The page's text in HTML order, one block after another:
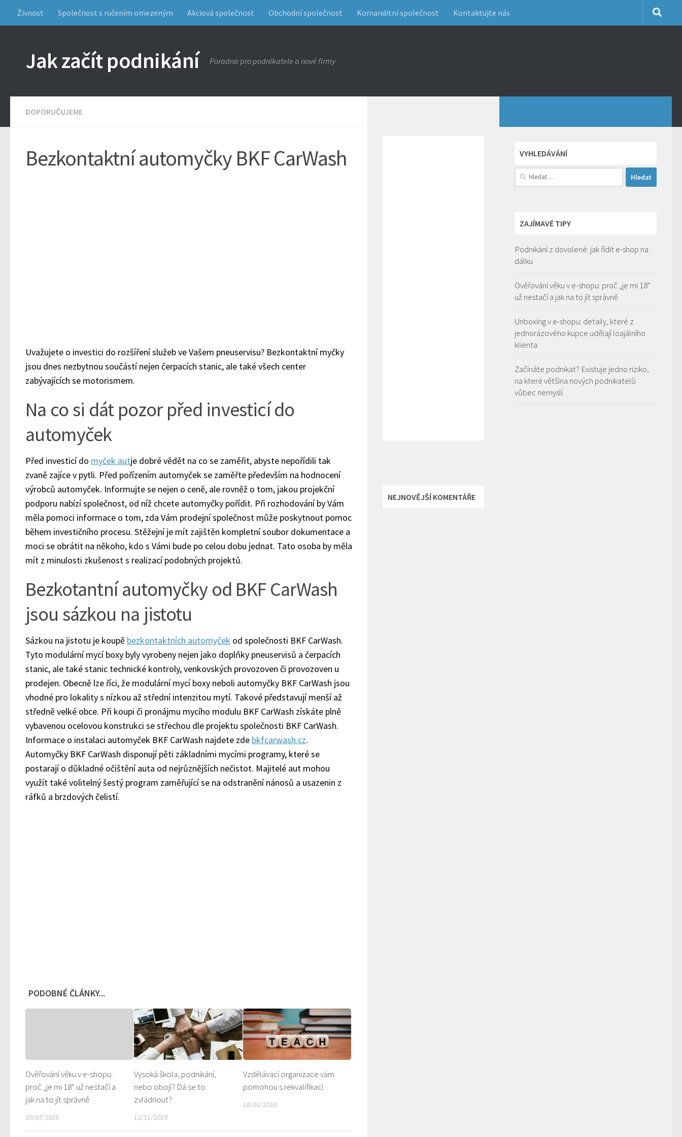
Živnost Společnost s ručením omezeným Akciová společnost Obchodní společnost Komanditní společnost Kontaktujte nás
Jak začít podnikání Poradna pro podnikatele a nové firmy
DOPORUČUJEME
Bezkontaktní automyčky BKF CarWash
Uvažujete o investici do rozšíření služeb ve Vašem pneuservisu? Bezkontaktní myčky
jsou dnes nezbytnou součástí nejen čerpacích stanic, ale také všech center
zabývajících se motorismem.
Na co si dát pozor před investicí do
automyček
Před investicí do myček autje dobré vědět na co se zaměřit, abyste nepořídili tak
zvaně zajíce v pytli. Před pořízením automyček se zaměřte především na hodnocení
výrobců automyček. Informujte se nejen o ceně, ale rovněž o tom, jakou projekční
podporu nabízí společnost, od níž chcete automyčky pořídit. Při rozhodování by Vám
měla pomoci informace o tom, zda Vám prodejní společnost může poskytnout pomoc
během investičního procesu. Stěžejní je mít zajištěn kompletní soubor dokumentace a
moci se obrátit na někoho, kdo s Vámi bude po celou dobu jednat. Tato osoba by měla
mít z minulosti zkušenost s realizací podobných projektů.
Bezkotantní automyčky od BKF CarWash
jsou sázkou na jistotu
Sázkou na jistotu je koupě bezkontaktních automyček od společnosti BKF CarWash.
Tyto modulární mycí boxy byly vyrobeny nejen jako doplňky pneuservisů a čerpacích
stanic, ale také stanic technické kontroly, venkovských provozoven či provozoven u
prodejen. Obecně lze říci, že modulární mycí boxy neboli automyčky BKF CarWash jsou
vhodné pro lokality s nízkou až střední intenzitou mytí. Takové představují menší až
středně velké obce. Při koupi či pronájmu mycího modulu BKF CarWash získáte plně
vybavenou ocelovou konstrukci se střechou dle projektu společnosti BKF CarWash.
Informace o instalaci automyček BKF CarWash najdete zde bkfcarwash.cz.
Automyčky BKF CarWash disponují pěti základními mycími programy, které se
postarají o důkladné očištění auta od nejrůznějších nečistot. Majitelé aut mohou
využít také volitelný šestý program zaměřující se na odstranění nánosů a usazenin z
ráfků a brzdových čelistí.
PODOBNÉ ČLÁNKY...
Ověřování věku v e-shopu:
proč „je mi 18“ už nestačí a
jak na to jít správně
10/07/2026
Vysoká škola, podnikání,
nebo obojí? Dá se to
zvládnout?
12/11/2019
Vzdělávací organizace vám
pomohou s rekvalifikací
18/02/2020
VYHLEDÁVÁNÍ
Vyhledávání
ZAJÍMAVÉ TIPY
Podnikání z dovolené: jak řídit e-shop na
dálku
Ověřování věku v e-shopu: proč „je mi 18“
už nestačí a jak na to jít správně
Unboxing v e-shopu: detaily, které z
jednorázového kupce udělají loajálního
klienta
Začínáte podnikat? Existuje jedno riziko,
na které většina nových podnikatelů
vůbec nemyslí
NEJNOVĚJŠÍ KOMENTÁŘE